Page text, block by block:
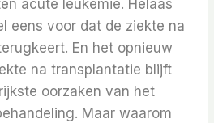
acute leukemie. Helaas
eens voor dat de ziekte na
En het opnieuw
na transplantatie blijft
oorzaken van het
Maar waarom